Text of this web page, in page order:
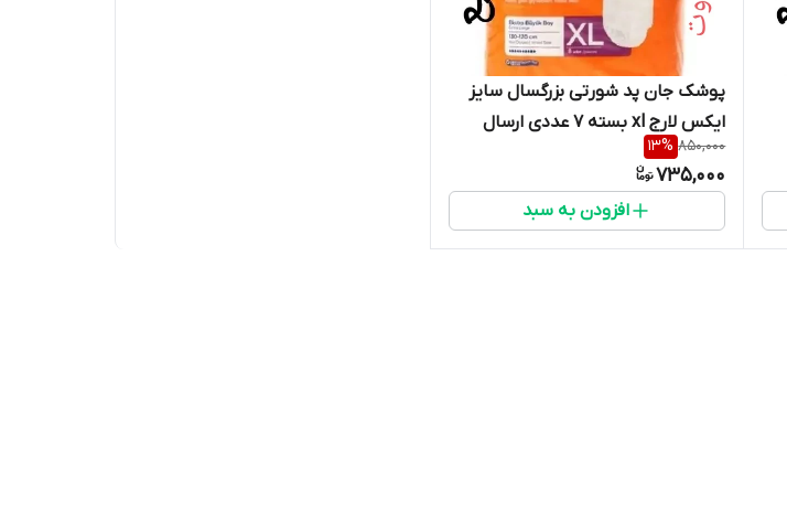
پوشک جان پد شورتی بزرگسال سایز
ایکس لارج xl بسته 7 عددی ارسال
فوری
850,000
13%
735,000
افزودن به سبد